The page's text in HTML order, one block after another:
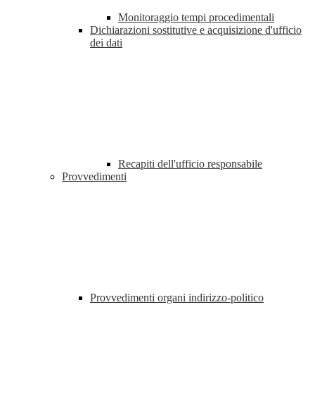
Monitoraggio tempi procedimentali
Dichiarazioni sostitutive e acquisizione d'ufficio
dei dati
Recapiti dell'ufficio responsabile
Provvedimenti
Provvedimenti organi indirizzo-politico